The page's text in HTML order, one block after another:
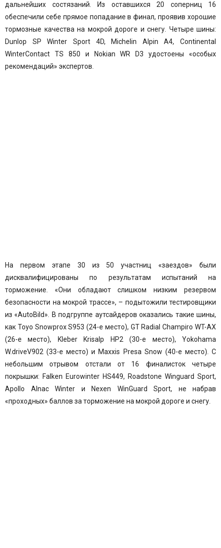
дальнейших состязаний.
Из оставшихся 20 соперниц 16
обеспечили себе прямое попадание в финал, проявив хорошие
тормозные качества на мокрой дороге и снегу. Четыре шины:
Dunlop SP Winter Sport 4D, Michelin Alpin A4, Continental
WinterContact TS 850 и Nokian WR D3 удостоены «особых
рекомендаций» экспертов.
На первом этапе 30 из 50 участниц «заездов» были
дисквалифицированы по результатам испытаний на
торможение. «Они обладают слишком низким резервом
безопасности на мокрой трассе», – подытожили тестировщики
из «AutoBild». В подгруппе аутсайдеров оказались такие шины,
как Toyo Snowprox S953 (24-е место), GT Radial Champiro WT-AX
(26-е место),
Kleber Krisalp HP2 (30-е место),Yokohama
W.driveV902 (33-е место) и Maxxis Presa Snow (40-е место). С
небольшим отрывом отстали от 16 финалисток четыре
покрышки: Falken Eurowinter HS449, Roadstone Winguard Sport,
Apollo Alnac Winter и Nexen WinGuard Sport, не набрав
«проходных» баллов за торможение на мокрой дороге и снегу.